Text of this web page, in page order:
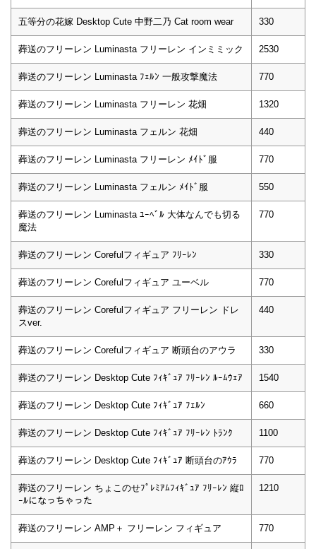
五等分の花嫁 Desktop Cute 中野二乃 Cat room wear 330
葬送のフリーレン Luminasta フリーレン インミミック 2530
葬送のフリーレン Luminasta ﾌｪﾙﾝ 一般攻撃魔法 770
葬送のフリーレン Luminasta フリーレン 花畑 1320
葬送のフリーレン Luminasta フェルン 花畑 440
葬送のフリーレン Luminasta フリーレン ﾒｲﾄﾞ服 770
葬送のフリーレン Luminasta フェルン ﾒｲﾄﾞ服 550
葬送のフリーレン Luminasta ﾕｰﾍﾞﾙ 大体なんでも切る
魔法
770
葬送のフリーレン Corefulフィギュア ﾌﾘｰﾚﾝ 330
葬送のフリーレン Corefulフィギュア ユーベル 770
葬送のフリーレン Corefulフィギュア フリーレン ドレ
スver.
440
葬送のフリーレン Corefulフィギュア 断頭台のアウラ 330
葬送のフリーレン Desktop Cute ﾌｨｷﾞｭｱ ﾌﾘｰﾚﾝ ﾙｰﾑｳｪｱ 1540
葬送のフリーレン Desktop Cute ﾌｨｷﾞｭｱ ﾌｪﾙﾝ 660
葬送のフリーレン Desktop Cute ﾌｨｷﾞｭｱ ﾌﾘｰﾚﾝ ﾄﾗﾝｸ 1100
葬送のフリーレン Desktop Cute ﾌｨｷﾞｭｱ 断頭台のｱｳﾗ 770
葬送のフリーレン ちょこのせﾌﾟﾚﾐｱﾑﾌｨｷﾞｭｱ ﾌﾘｰﾚﾝ 縦ﾛ
ｰﾙになっちゃった
1210
葬送のフリーレン AMP＋ フリーレン フィギュア 770